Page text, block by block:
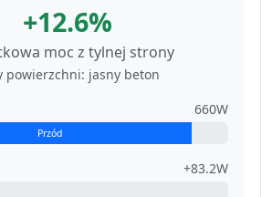
+12.6%
moc z tylnej strony
powierzchni: jasny beton
660W
Przód
+83.2W